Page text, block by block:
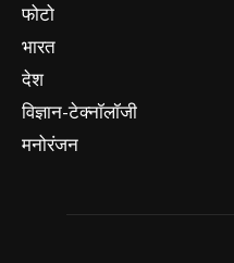
फोटो
भारत
देश
विज्ञान-टेक्नॉलॉजी
मनोरंजन